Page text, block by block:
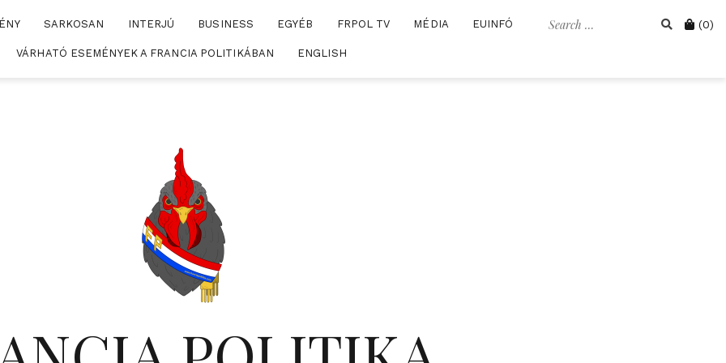
Search Cart
(0)
SARKOSAN INTERJÚ BUSINESS EGYÉB FRPOL TV MÉDIA EUINFÓ
VÁRHATÓ ESEMÉNYEK A FRANCIA POLITIKÁBAN ENGLISH